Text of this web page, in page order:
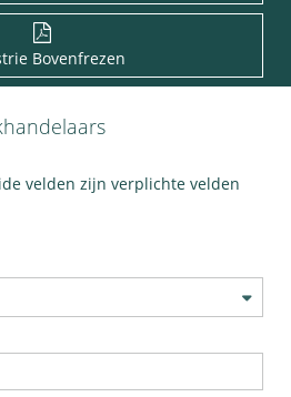
Bovenfrezen
velden zijn verplichte velden